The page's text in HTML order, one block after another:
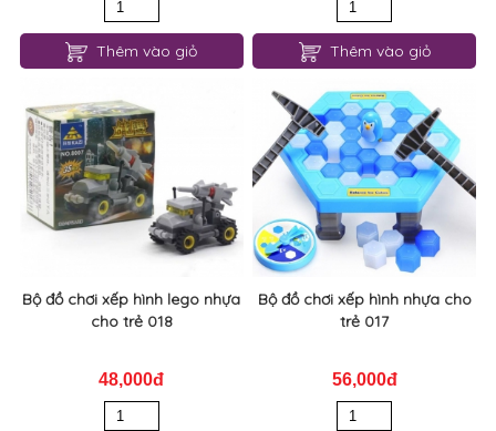
Thêm vào giỏ Thêm vào giỏ
Bộ đồ chơi xếp hình lego nhựa
cho trẻ 018
48,000đ
Bộ đồ chơi xếp hình nhựa cho
trẻ 017
56,000đ